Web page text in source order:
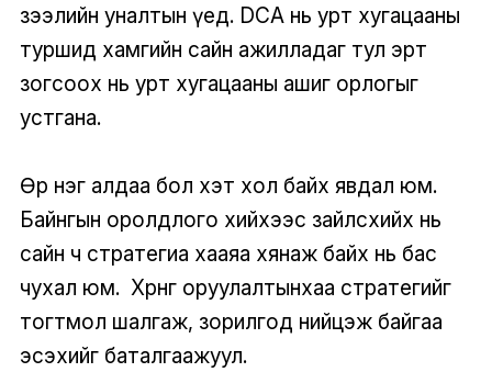
зээлийн уналтын үед. DCA нь урт хугацааны
туршид хамгийн сайн ажилладаг тул эрт
зогсоох нь урт хугацааны ашиг орлогыг
устгана.
Өөр нэг алдаа бол хэт хол байх явдал юм.
Байнгын оролдлого хийхээс зайлсхийх нь
сайн ч стратегиа хааяа хянаж байх нь бас
чухал юм. Хөрөнгө оруулалтынхаа стратегийг
тогтмол шалгаж, зорилгод нийцэж байгаа
эсэхийг баталгаажуул.